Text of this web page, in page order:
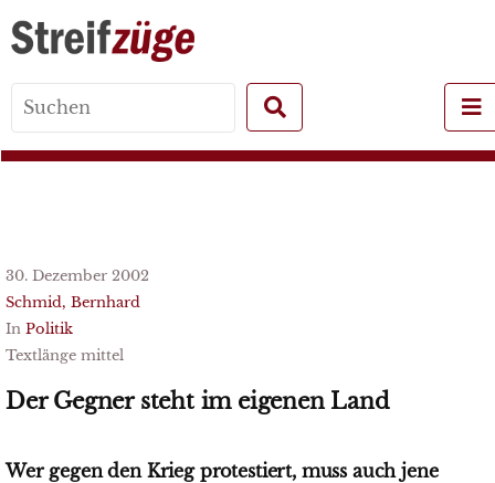
for:
30. Dezember 2002
Schmid, Bernhard
In Politik
Textlänge mittel
Der Gegner steht im eigenen Land
Wer gegen den Krieg protestiert, muss auch jene